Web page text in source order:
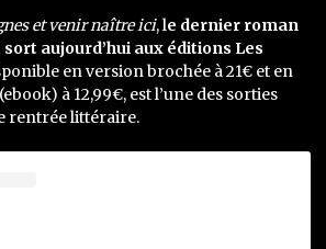
et venir naître ici, le dernier roman
aujourd’hui aux éditions Les
en version brochée à 21€ et en
à 12,99€, est l’une des sorties
rentrée littéraire.